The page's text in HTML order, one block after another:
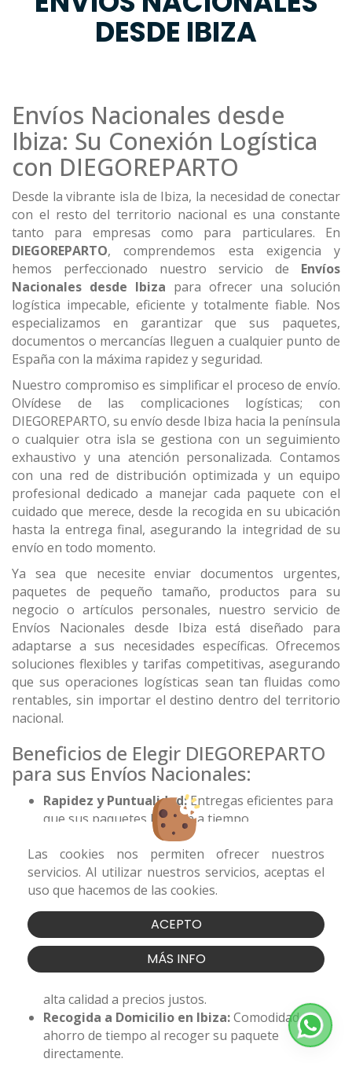
Las cookies nos permiten ofrecer nuestros
servicios. Al utilizar nuestros servicios, aceptas el
uso que hacemos de las cookies.
ACEPTO
MÁS INFO
DESDE IBIZA
Envíos Nacionales desde
Ibiza: Su Conexión Logística
con DIEGOREPARTO
Desde la vibrante isla de Ibiza, la necesidad de conectar
con el resto del territorio nacional es una constante
tanto para empresas como para particulares. En
DIEGOREPARTO, comprendemos esta exigencia y
hemos perfeccionado nuestro servicio de Envíos
Nacionales desde Ibiza para ofrecer una solución
logística impecable, eficiente y totalmente fiable. Nos
especializamos en garantizar que sus paquetes,
documentos o mercancías lleguen a cualquier punto de
España con la máxima rapidez y seguridad.
Nuestro compromiso es simplificar el proceso de envío.
Olvídese de las complicaciones logísticas; con
DIEGOREPARTO, su envío desde Ibiza hacia la península
o cualquier otra isla se gestiona con un seguimiento
exhaustivo y una atención personalizada. Contamos
con una red de distribución optimizada y un equipo
profesional dedicado a manejar cada paquete con el
cuidado que merece, desde la recogida en su ubicación
hasta la entrega final, asegurando la integridad de su
envío en todo momento.
Ya sea que necesite enviar documentos urgentes,
paquetes de pequeño tamaño, productos para su
negocio o artículos personales, nuestro servicio de
Envíos Nacionales desde Ibiza está diseñado para
adaptarse a sus necesidades específicas. Ofrecemos
soluciones flexibles y tarifas competitivas, asegurando
que sus operaciones logísticas sean tan fluidas como
rentables, sin importar el destino dentro del territorio
nacional.
Beneficios de Elegir DIEGOREPARTO
para sus Envíos Nacionales:
Rapidez y Puntualidad:Entregas eficientes para
que sus paquetes lleguen a tiempo.
Seguridad y Fiabilidad:Garantía de que su envío
será tratado con el máximo cuidado desde la
recogida hasta la entrega.
Cobertura Nacional Completa:
Ibiza con cualquier rincón de España.
Atención al Cliente Personalizada:
dedicado para resolver cualquier duda o
alta calidad a precios justos.
Recogida a Domicilio en Ibiza:Comodidad y
ahorro de tiempo al recoger su paquete
directamente.